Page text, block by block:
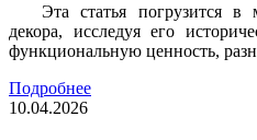
Эта статья погрузится в
декора, исследуя его
функциональную ценность,
Подробнее
10.04.2026